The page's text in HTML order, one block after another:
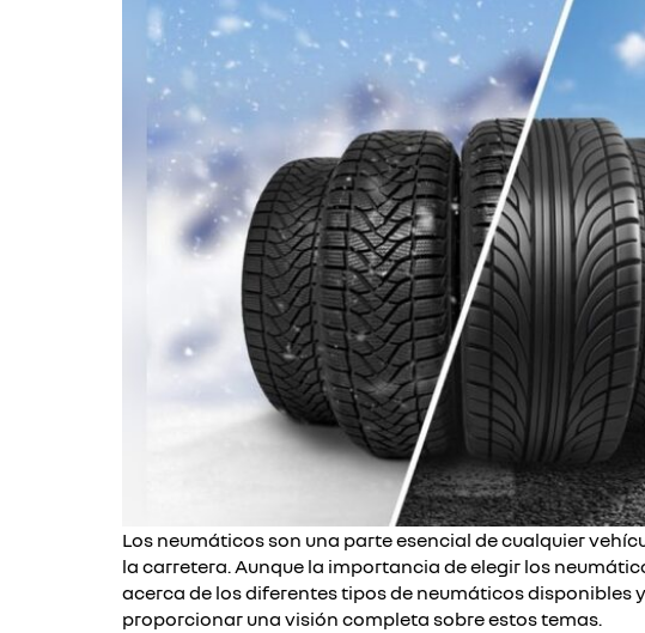
Los neumáticos son una parte esencial de cualquier
la carretera. Aunque la importancia de elegir los
acerca de los diferentes tipos de neumáticos
proporcionar una visión completa sobre estos temas.